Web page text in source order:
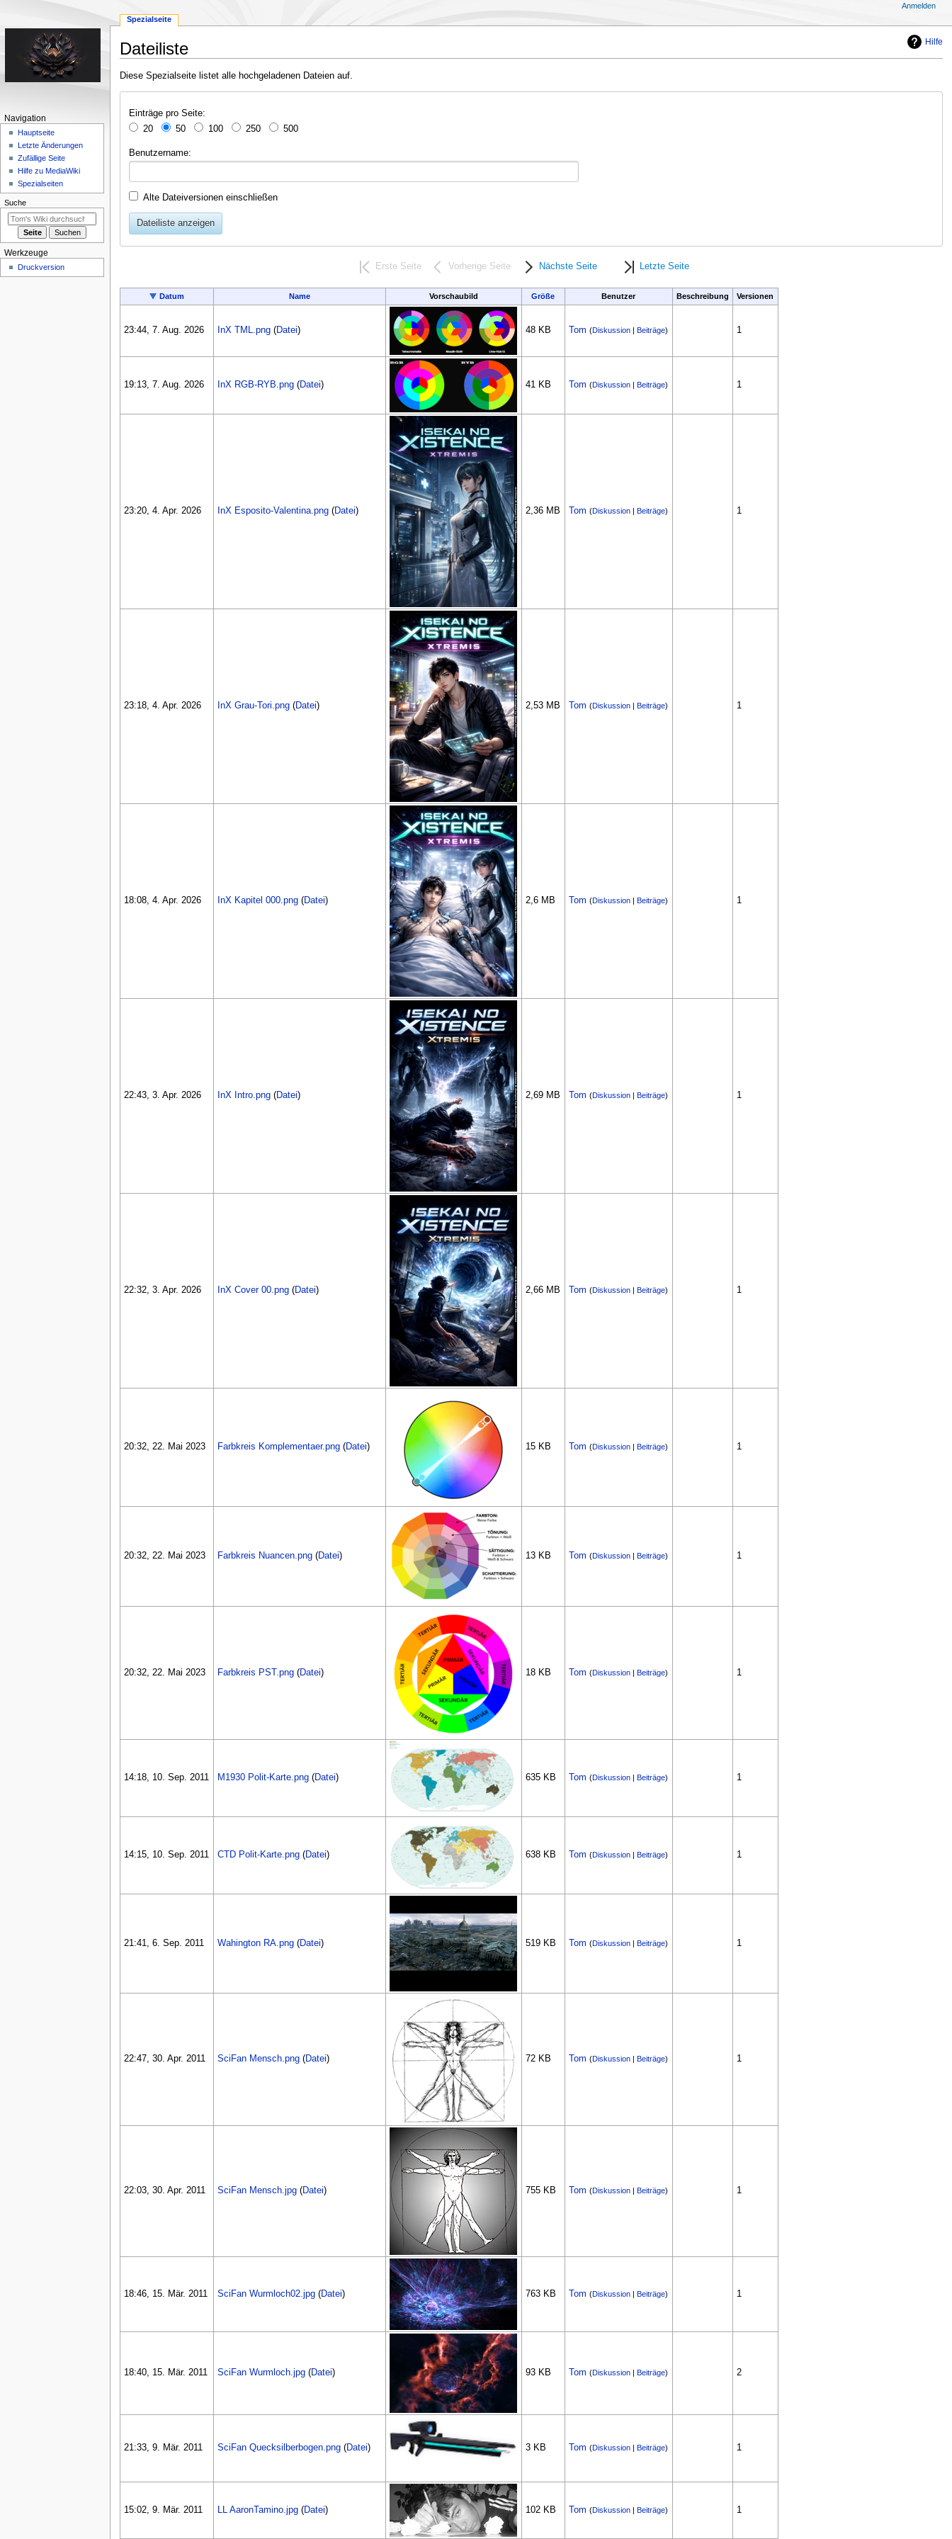
Hilfe
Dateiliste
Zur
Zur
Diese Spezialseite listet alle hochgeladenen Dateien auf.
Dateiliste
Einträge pro Seite:
20
50 100 250 500
Benutzername:
Alte Dateiversionen einschließen
Dateiliste anzeigen
Erste Seite Vorherige Seite Nächste Seite Letzte Seite
Datum Name Vorschaubild Größe Benutzer Beschreibung Versionen
23:44, 7. Aug. 2026 InX TML.png(Datei) 48 KB Tom (Diskussion| Beiträge) 1
19:13, 7. Aug. 2026 InX RGB-RYB.png(Datei) 41 KB Tom (Diskussion| Beiträge) 1
23:20, 4. Apr. 2026 InX Esposito-Valentina.png(Datei) 2,36 MB Tom (Diskussion| Beiträge) 1
23:18, 4. Apr. 2026 InX Grau-Tori.png(Datei) 2,53 MB Tom (Diskussion| Beiträge) 1
18:08, 4. Apr. 2026 InX Kapitel 000.png(Datei) 2,6 MB Tom (Diskussion| Beiträge) 1
22:43, 3. Apr. 2026 InX Intro.png(Datei) 2,69 MB Tom (Diskussion| Beiträge) 1
22:32, 3. Apr. 2026 InX Cover 00.png(Datei) 2,66 MB Tom (Diskussion| Beiträge) 1
20:32, 22. Mai 2023 Farbkreis Komplementaer.png(Datei) 15 KB Tom (Diskussion| Beiträge) 1
20:32, 22. Mai 2023 Farbkreis Nuancen.png(Datei) 13 KB Tom (Diskussion| Beiträge) 1
20:32, 22. Mai 2023 Farbkreis PST.png(Datei) 18 KB Tom (Diskussion| Beiträge) 1
14:18, 10. Sep. 2011 M1930 Polit-Karte.png(Datei) 635 KB Tom (Diskussion| Beiträge) 1
14:15, 10. Sep. 2011 CTD Polit-Karte.png(Datei) 638 KB Tom (Diskussion| Beiträge) 1
21:41, 6. Sep. 2011 Wahington RA.png(Datei) 519 KB Tom (Diskussion| Beiträge) 1
22:47, 30. Apr. 2011 SciFan Mensch.png(Datei) 72 KB Tom (Diskussion| Beiträge) 1
22:03, 30. Apr. 2011 SciFan Mensch.jpg(Datei) 755 KB Tom (Diskussion| Beiträge) 1
18:46, 15. Mär. 2011 SciFan Wurmloch02.jpg(Datei) 763 KB Tom (Diskussion| Beiträge) 1
18:40, 15. Mär. 2011 SciFan Wurmloch.jpg(Datei) 93 KB Tom (Diskussion| Beiträge) 2
21:33, 9. Mär. 2011 SciFan Quecksilberbogen.png(Datei) 3 KB Tom (Diskussion| Beiträge) 1
15:02, 9. Mär. 2011 LL AaronTamino.jpg(Datei) 102 KB Tom (Diskussion| Beiträge) 1
N
a
o
n
s
Spezialseite
Anmelden
Navigation
Hauptseite
Letzte Änderungen
Zufällige Seite
Hilfe zu MediaWiki
Spezialseiten
Suche
Werkzeuge
Druckversion